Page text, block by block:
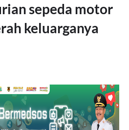
sepeda motor
keluarganya